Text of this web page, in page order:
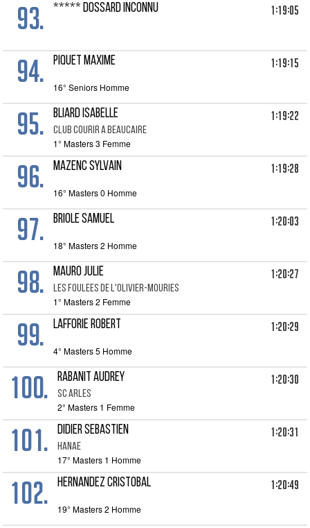
93. ***** DOSSARD INCONNU 1:19:05
94. PIQUET MAXIME 1:19:15
16° Seniors Homme
95. BLIARD ISABELLE
CLUB COURIR A BEAUCAIRE
1:19:22
1° Masters 3 Femme
96. MAZENC SYLVAIN 1:19:28
16° Masters 0 Homme
97. BRIOLE SAMUEL 1:20:03
18° Masters 2 Homme
98. MAURO JULIE
LES FOULEES DE L'OLIVIER-MOURIES
1:20:27
1° Masters 2 Femme
99. LAFFORIE ROBERT 1:20:29
4° Masters 5 Homme
100. RABANIT AUDREY
SC ARLES
1:20:30
2° Masters 1 Femme
101. DIDIER SEBASTIEN
HANAE
1:20:31
17° Masters 1 Homme
102. HERNANDEZ CRISTOBAL 1:20:49
19° Masters 2 Homme